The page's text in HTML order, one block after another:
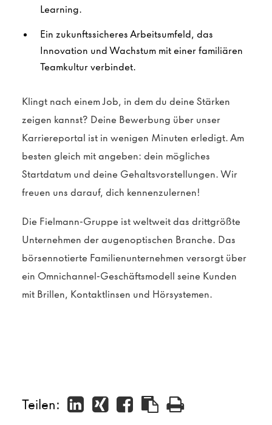
Learning.
Ein zukunftssicheres Arbeitsumfeld, das
Innovation und Wachstum mit einer familiären
Teamkultur verbindet.
Klingt nach einem Job, in dem du deine Stärken
zeigen kannst? Deine Bewerbung über unser
Karriereportal ist in wenigen Minuten erledigt. Am
besten gleich mit angeben: dein mögliches
Startdatum und deine Gehaltsvorstellungen. Wir
freuen uns darauf, dich kennenzulernen!
Die Fielmann-Gruppe ist weltweit das drittgrößte
Unternehmen der augenoptischen Branche. Das
börsennotierte Familienunternehmen versorgt über
ein Omnichannel-Geschäftsmodell seine Kunden
mit Brillen, Kontaktlinsen und Hörsystemen.
Teilen: